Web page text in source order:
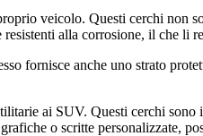
veicolo. Questi cerchi non
alla corrosione, il che li
fornisce anche uno strato
ai SUV. Questi cerchi sono
o scritte personalizzate,